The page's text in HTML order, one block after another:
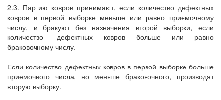
2.3. Партию ковров принимают, если количество дефектных
ковров в первой выборке меньше или равно приемочному
числу, и бракуют без назначения второй выборки, если
количество
дефектных ковров больше или равно
браковочному числу.
Если количество дефектных ковров в первой выборке больше
приемочного числа, но меньше браковочного, производят
вторую выборку.